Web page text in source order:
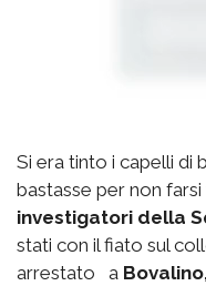
Si era tinto i capelli di
bastasse per non
investigatori della
stati con il fiato sul
arrestato a